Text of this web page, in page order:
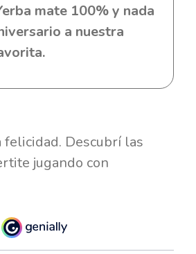
mate 100% y nada
a nuestra
felicidad. Descubrí las
jugando con